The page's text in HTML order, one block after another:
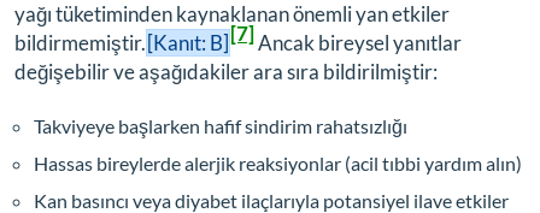
yağı tüketiminden kaynaklanan önemli yan etkiler
bildirmemiştir.[Kanıt: B][7]Ancak bireysel yanıtlar
değişebilir ve aşağıdakiler ara sıra bildirilmiştir:
Takviyeye başlarken hafif sindirim rahatsızlığı
Hassas bireylerde alerjik reaksiyonlar (acil tıbbi yardım alın)
Kan basıncı veya diyabet ilaçlarıyla potansiyel ilave etkiler